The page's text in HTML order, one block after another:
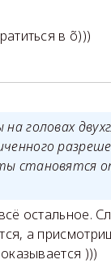
в õ)))
головах
становятся
остальное.
а
)))